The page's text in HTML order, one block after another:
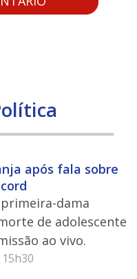
após fala sobre
dama
de adolescente
ao vivo.